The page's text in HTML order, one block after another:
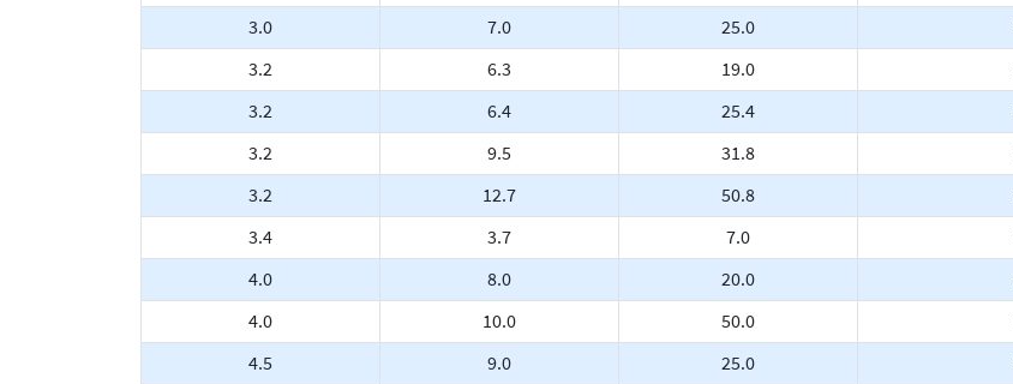
3.0
7.0 25.0
3.2
6.3 19.0
3.2
6.4 25.4
3.2
9.5 31.8
3.2
12.7 50.8
3.4
3.7 7.0
4.0
8.0 20.0
4.0
10.0 50.0
4.5
9.0 25.0